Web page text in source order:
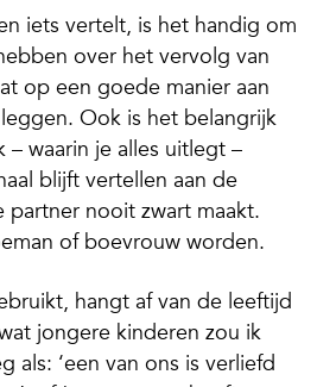
iets vertelt, is het handig om
over het vervolg van
op een goede manier aan
Ook is het belangrijk
waarin je alles uitlegt –
blijft vertellen aan de
partner nooit zwart maakt.
of boevrouw worden.
hangt af van de leeftijd
jongere kinderen zou ik
als: ‘een van ons is verliefd